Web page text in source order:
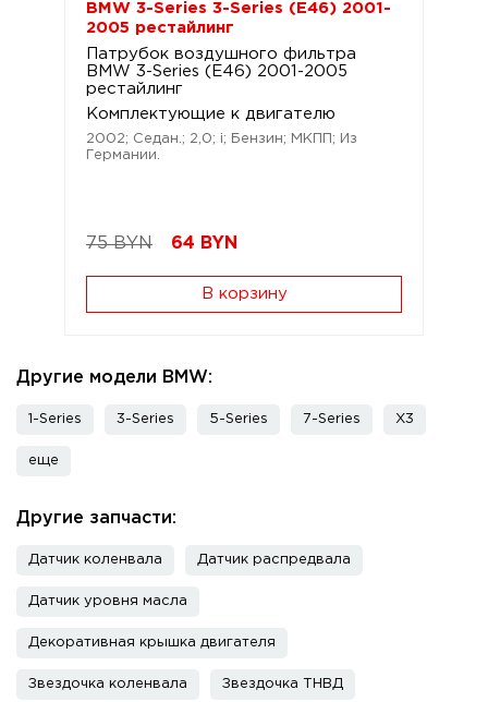
BMW 3-Series 3-Series (E46) 2001-
2005 рестайлинг
Патрубок воздушного фильтра
BMW 3-Series (E46) 2001-2005
рестайлинг
Комплектующие к двигателю
2002; Седан.; 2,0; i; Бензин; МКПП; Из
Германии.
75 BYN 64 BYN
В корзину
Другие модели BMW:
1-Series 3-Series 5-Series 7-Series X3
еще
Другие запчасти:
Датчик коленвала Датчик распредвала
Датчик уровня масла
Декоративная крышка двигателя
Звездочка коленвала Звездочка ТНВД